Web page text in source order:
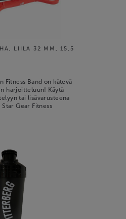
LIILA 32 MM, 15,5
Fitness Band on kätevä
harjoitteluun! Käytä
tai lisävarusteena
Gear Fitness